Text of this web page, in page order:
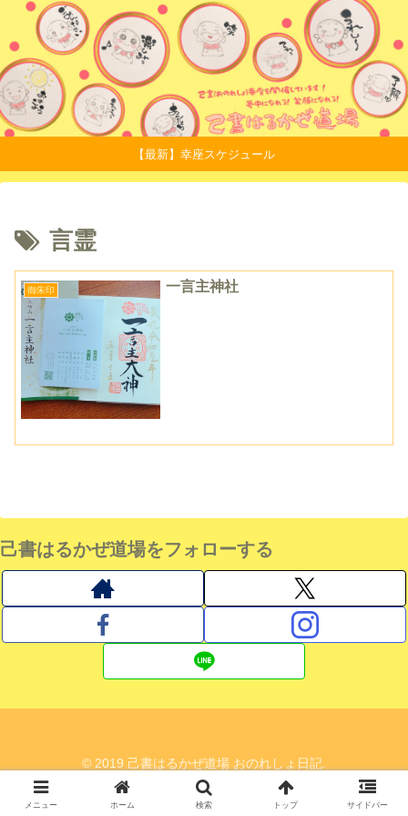
【最新】幸座スケジュール
言霊
御朱印 一言主神社
己書はるかぜ道場をフォローする
© 2019 己書はるかぜ道場 おのれしょ日記.
メニュー ホーム 検索 トップ サイドバー